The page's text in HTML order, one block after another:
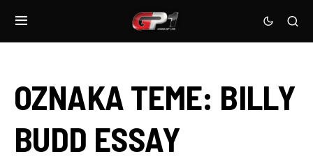
OZNAKA TEME: BILLY
BUDD ESSAY